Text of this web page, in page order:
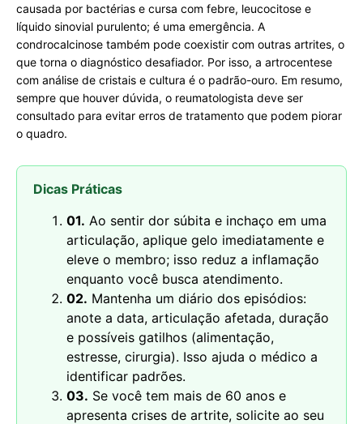
causada por bactérias e cursa com febre, leucocitose e
líquido sinovial purulento; é uma emergência. A
condrocalcinose também pode coexistir com outras artrites, o
que torna o diagnóstico desafiador. Por isso, a artrocentese
com análise de cristais e cultura é o padrão-ouro. Em resumo,
sempre que houver dúvida, o reumatologista deve ser
consultado para evitar erros de tratamento que podem piorar
o quadro.
Dicas Práticas
01. Ao sentir dor súbita e inchaço em uma
articulação, aplique gelo imediatamente e
eleve o membro; isso reduz a inflamação
enquanto você busca atendimento.
02. Mantenha um diário dos episódios:
anote a data, articulação afetada, duração
e possíveis gatilhos (alimentação,
estresse, cirurgia). Isso ajuda o médico a
identificar padrões.
03. Se você tem mais de 60 anos e
apresenta crises de artrite, solicite ao seu